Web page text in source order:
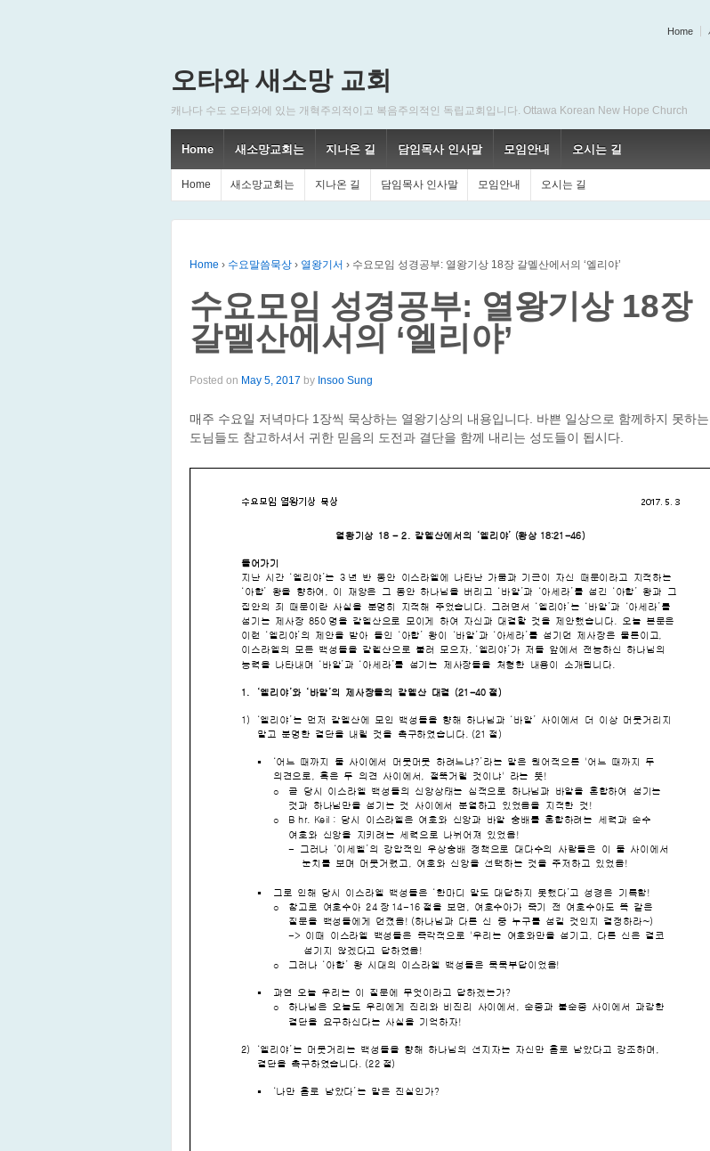
Home
오타와 새소망 교회
캐나다 수도 오타와에 있는 개혁주의적이고 복음주의적인 독립교회입니다. Ottawa Korean New Hope Church
Home 새소망교회는 지나온 길 담임목사 인사말 모임안내 오시는 길
Home 새소망교회는 지나온 길 담임목사 인사말 모임안내 오시는 길
Home › 수요말씀묵상 › 열왕기서 › 수요모임 성경공부: 열왕기상 18장 갈멜산에서의 ‘엘리야’
수요모임 성경공부: 열왕기상 18장
갈멜산에서의 ‘엘리야’
Posted on May 5, 2017 by Insoo Sung
매주 수요일 저녁마다 1장씩 묵상하는 열왕기상의 내용입니다. 바쁜 일상으로 함께하지 못하는
도님들도 참고하셔서 귀한 믿음의 도전과 결단을 함께 내리는 성도들이 됩시다.